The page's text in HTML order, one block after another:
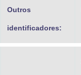
Outros
identificadores: